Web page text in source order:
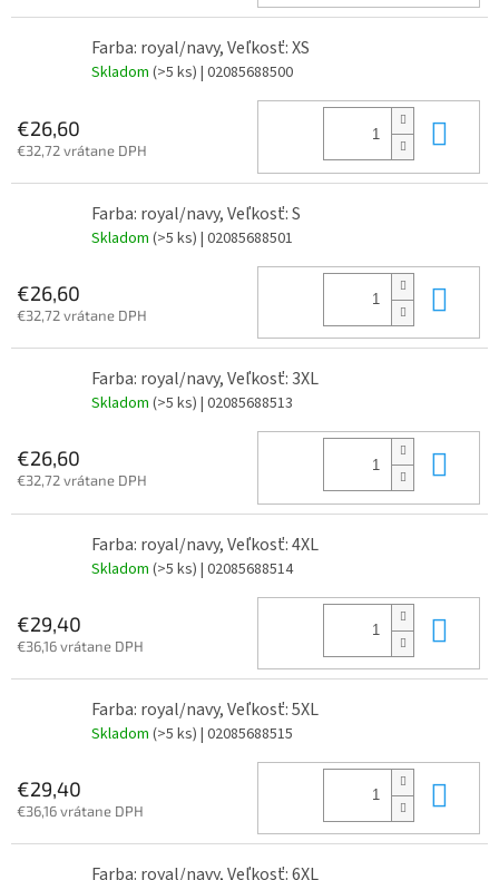
Farba: royal/navy, Veľkosť: XS
Skladom (>5 ks) | 02085688500
€26,60
€32,72 vrátane DPH
Farba: royal/navy, Veľkosť: S
Skladom (>5 ks) | 02085688501
€26,60
€32,72 vrátane DPH
Farba: royal/navy, Veľkosť: 3XL
Skladom (>5 ks) | 02085688513
€26,60
€32,72 vrátane DPH
Farba: royal/navy, Veľkosť: 4XL
Skladom (>5 ks) | 02085688514
€29,40
€36,16 vrátane DPH
Farba: royal/navy, Veľkosť: 5XL
Skladom (>5 ks) | 02085688515
€29,40
€36,16 vrátane DPH
Farba: royal/navy, Veľkosť: 6XL